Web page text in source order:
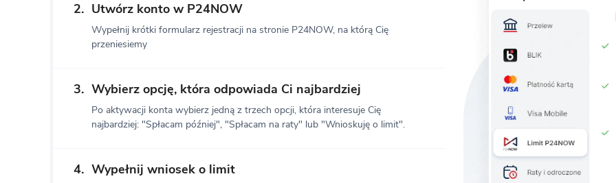
2. Utwórz konto w P24NOW
Wypełnij krótki formularz rejestracji na stronie P24NOW, na którą Cię
przeniesiemy
3. Wybierz opcję, która odpowiada Ci najbardziej
Po aktywacji konta wybierz jedną z trzech opcji, która interesuje Cię
najbardziej: "Spłacam później", "Spłacam na raty" lub "Wnioskuję o limit".
4. Wypełnij wniosek o limit